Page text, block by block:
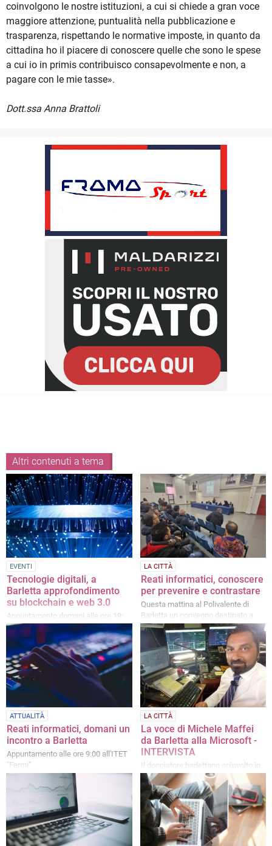
coinvolgono le nostre istituzioni, a cui si chiede a gran voce
maggiore attenzione, puntualità nella pubblicazione e
trasparenza, rispettando le normative imposte, in quanto da
cittadina ho il piacere di conoscere quelle che sono le spese
a cui io in primis contribuisco consapevolmente e non, a
pagare con le mie tasse».
Dott.ssa Anna Brattoli
Altri contenuti a tema
EVENTI
Tecnologie digitali, a
Barletta approfondimento
su blockchain e web 3.0
Appuntamento domani alle ore 19:
ingresso libero
LA CITTÀ
Reati informatici, conoscere
per prevenire e contrastare
Questa mattina al Polivalente di
Barletta un convegno destinato a
forze dell’ordine e studenti
ATTUALITÀ
Reati informatici, domani un
incontro a Barletta
Appuntamento alle ore 9:00 all'ITET
"Fermi"
LA CITTÀ
La voce di Michele Maffei
da Barletta alla Microsoft -
INTERVISTA
Il doppiatore barlettano coinvolto in
un progetto sulle voci artificiali